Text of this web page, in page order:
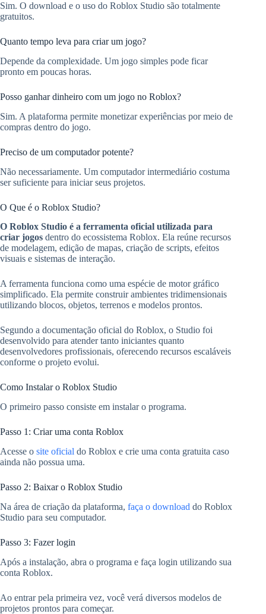
Sim. O download e o uso do Roblox Studio são totalmente
gratuitos.
Quanto tempo leva para criar um jogo?
Depende da complexidade. Um jogo simples pode ficar
pronto em poucas horas.
Posso ganhar dinheiro com um jogo no Roblox?
Sim. A plataforma permite monetizar experiências por meio de
compras dentro do jogo.
Preciso de um computador potente?
Não necessariamente. Um computador intermediário costuma
ser suficiente para iniciar seus projetos.
O Que é o Roblox Studio?
O Roblox Studio é a ferramenta oficial utilizada para
criar jogos dentro do ecossistema Roblox. Ela reúne recursos
de modelagem, edição de mapas, criação de scripts, efeitos
visuais e sistemas de interação.
A ferramenta funciona como uma espécie de motor gráfico
simplificado. Ela permite construir ambientes tridimensionais
utilizando blocos, objetos, terrenos e modelos prontos.
Segundo a documentação oficial do Roblox, o Studio foi
desenvolvido para atender tanto iniciantes quanto
desenvolvedores profissionais, oferecendo recursos escaláveis
conforme o projeto evolui.
Como Instalar o Roblox Studio
O primeiro passo consiste em instalar o programa.
Passo 1: Criar uma conta Roblox
Acesse o site oficial do Roblox e crie uma conta gratuita caso
ainda não possua uma.
Passo 2: Baixar o Roblox Studio
Na área de criação da plataforma, faça o download do Roblox
Studio para seu computador.
Passo 3: Fazer login
Após a instalação, abra o programa e faça login utilizando sua
conta Roblox.
Ao entrar pela primeira vez, você verá diversos modelos de
projetos prontos para começar.